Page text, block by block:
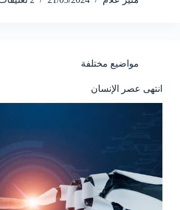
مواضيع مختلفة
انتهى عصر الإنسان